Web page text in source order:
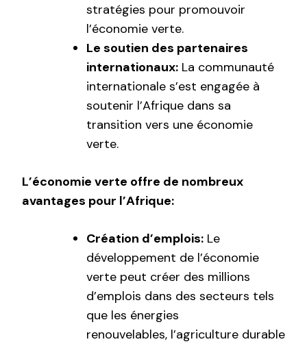
stratégies pour promouvoir
l’économie verte.
Le soutien des partenaires
internationaux: La communauté
internationale s’est engagée à
soutenir l’Afrique dans sa
transition vers une économie
verte.
L’économie verte offre de nombreux
avantages pour l’Afrique:
Création d’emplois: Le
développement de l’économie
verte peut créer des millions
d’emplois dans des secteurs tels
que les énergies
renouvelables, l’agriculture durable